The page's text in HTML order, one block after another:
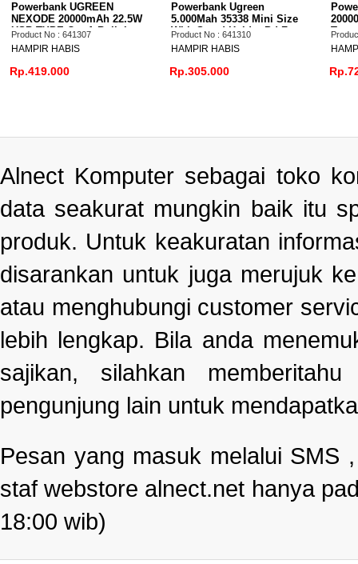
in
Rp.305.000
Powerbank Ugreen
5.000Mah 35338 Mini Size
With Stand Holder Pd Fast
Charging
Product No : 641310
HAMPIR HABIS
Rp.725.000
Powerbank UGREEN
20000mah Built-in Cable
Type C Fast Charging 145W
165W Max (55992B)
Product No : 641311
HAMPIR HABIS
Alnect Komputer sebagai toko
data seakurat mungkin baik itu
produk. Untuk keakuratan
disarankan untuk juga merujuk
atau menghubungi customer
lebih lengkap. Bila anda
sajikan, silahkan
pengunjung lain untuk
Pesan yang masuk melalui SMS
staf webstore alnect.net hanya
18:00 wib)